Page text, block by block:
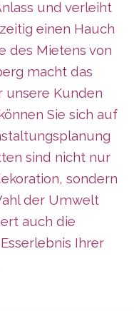
und verleiht
einen Hauch
des Mietens von
macht das
unsere Kunden
Sie sich auf
sind nicht nur
sondern
der Umwelt
auch die
Ihrer